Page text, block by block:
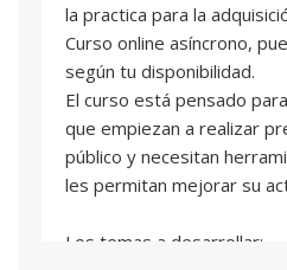
la practica para la
Curso online asíncrono,
según tu disponibilidad.
El curso está pensado
que empiezan a realizar
público y necesitan
les permitan mejorar su
Los temas a desarrollar: